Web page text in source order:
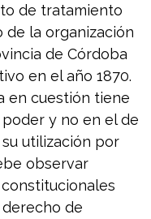
de tratamiento
la organización
de Córdoba
en el año 1870.
en cuestión tiene
y no en el de
utilización por
observar
de